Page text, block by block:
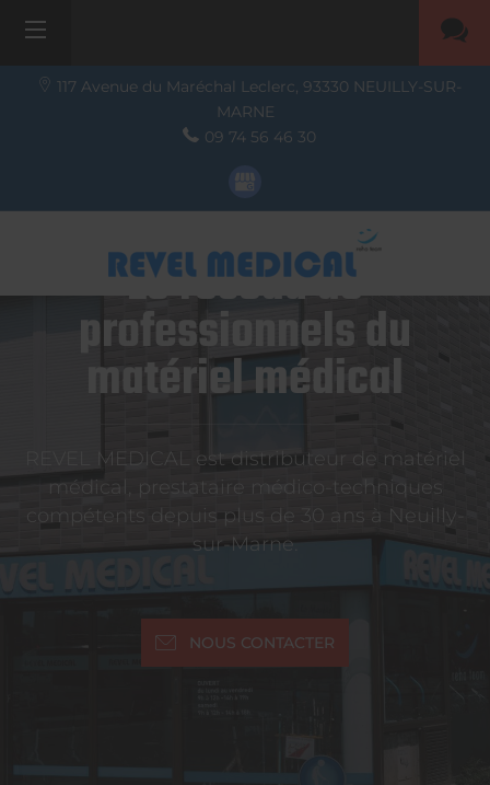
117 Avenue du Maréchal Leclerc, 93330 NEUILLY-SUR-
MARNE
09 74 56 46 30
Le réseau de
professionnels du
matériel médical
REVEL MEDICAL est distributeur de matériel
médical, prestataire médico-techniques
compétents depuis plus de 30 ans à Neuilly-
sur-Marne.
NOUS CONTACTER